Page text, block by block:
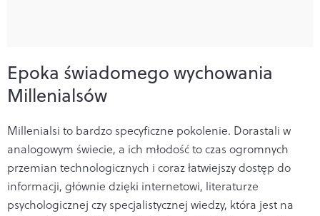
Epoka świadomego wychowania
Millenialsów
Millenialsi to bardzo specyficzne pokolenie. Dorastali w
analogowym świecie, a ich młodość to czas ogromnych
przemian technologicznych i coraz łatwiejszy dostęp do
informacji, głównie dzięki internetowi, literaturze
psychologicznej czy specjalistycznej wiedzy, która jest na